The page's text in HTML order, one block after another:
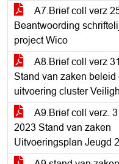
A7.Brief coll verz
Beantwoording
project Wico
A8.Brief coll verz
Stand van zaken beleid
uitvoering cluster
A9.Brief coll verz.
2023 Stand van zaken
Uitvoeringsplan Jeugd